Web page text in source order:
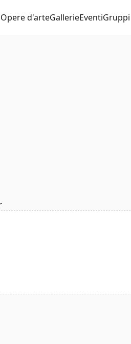
Opere d'arteGallerieEventiGruppi